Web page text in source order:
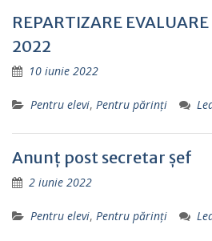
REPARTIZARE
2022
10 iunie 2022
Pentru elevi, Pentru părinţi
Anunţ post secretar şef
2 iunie 2022
Pentru elevi, Pentru părinţi